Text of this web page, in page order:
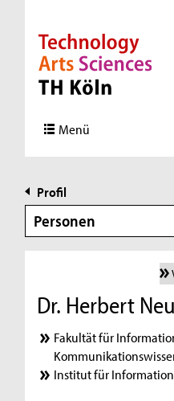
Direkt zur Hauptnavigation
Direkt zur Subnavigation
Direkt zum Inhalt
Direkt zum Fußbereich
Menü
Profil
Personen
Dr. Herbert
Fakultät für
Institut für